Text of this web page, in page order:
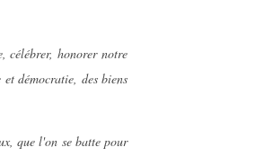
célébrer, honorer notre
démocratie, des biens
que l'on se batte pour